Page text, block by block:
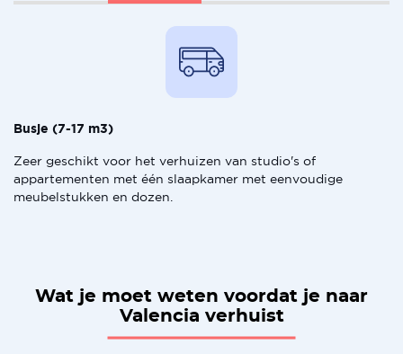
Busje (7-17 m3)
Zeer geschikt voor het verhuizen van studio's of
appartementen met één slaapkamer met eenvoudige
meubelstukken en dozen.
Wat je moet weten voordat je naar
Valencia verhuist